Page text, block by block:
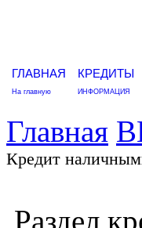
ГЛАВНАЯ
На главную
КРЕДИТЫ
ИНФОРМАЦИЯ
Главная
Кредит
Раздел